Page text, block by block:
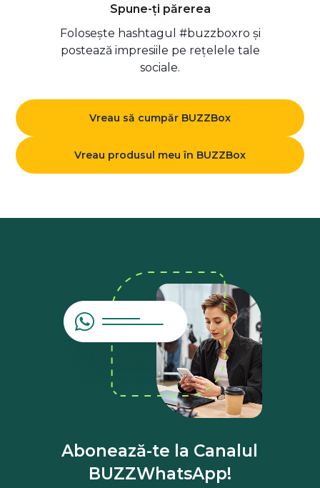
Spune-ți părerea
Folosește hashtagul #buzzboxro și
postează impresiile pe rețelele tale
sociale.
Vreau să cumpăr BUZZBox
Vreau produsul meu în BUZZBox
Abonează-te la Canalul
BUZZWhatsApp!